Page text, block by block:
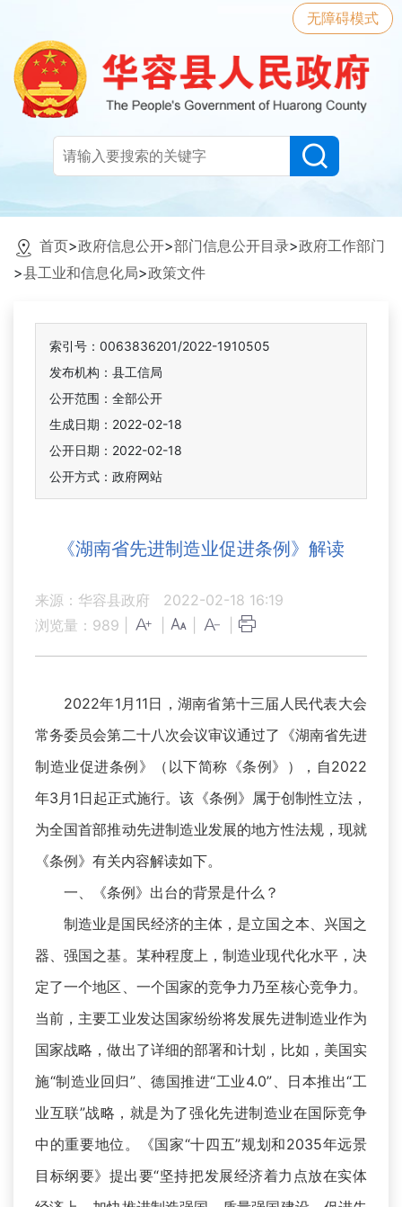
无障碍模式
首页>政府信息公开>部门信息公开目录>政府工作部门
>县工业和信息化局>政策文件
索引号：0063836201/2022-1910505
发布机构：县工信局
公开范围：全部公开
生成日期：2022-02-18
公开日期：2022-02-18
公开方式：政府网站
《湖南省先进制造业促进条例》解读
来源：华容县政府
2022-02-18 16:19
浏览量： 989
2022年1月11日，湖南省第十三届人民代表大会
常务委员会第二十八次会议审议通过了《湖南省先进
制造业促进条例》（以下简称《条例》），自2022
年3月1日起正式施行。该《条例》属于创制性立法，
为全国首部推动先进制造业发展的地方性法规，现就
《条例》有关内容解读如下。
一、《条例》出台的背景是什么？
制造业是国民经济的主体，是立国之本、兴国之
器、强国之基。某种程度上，制造业现代化水平，决
定了一个地区、一个国家的竞争力乃至核心竞争力。
当前，主要工业发达国家纷纷将发展先进制造业作为
国家战略，做出了详细的部署和计划，比如，美国实
施“制造业回归”、德国推进“工业4.0”、日本推出“工
业互联”战略，就是为了强化先进制造业在国际竞争
中的重要地位。《国家“十四五”规划和2035年远景
目标纲要》提出要“坚持把发展经济着力点放在实体